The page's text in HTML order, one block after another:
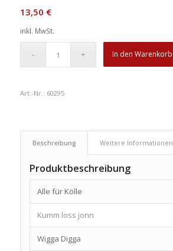
13,50 €
inkl. MwSt.
In den Warenkorb
Art.-Nr.: 60295
Beschreibung Weitere Informationen
Produktbeschreibung
Alle für Kölle
Kumm loss jonn
Wigga Digga